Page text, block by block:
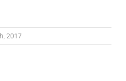
2017